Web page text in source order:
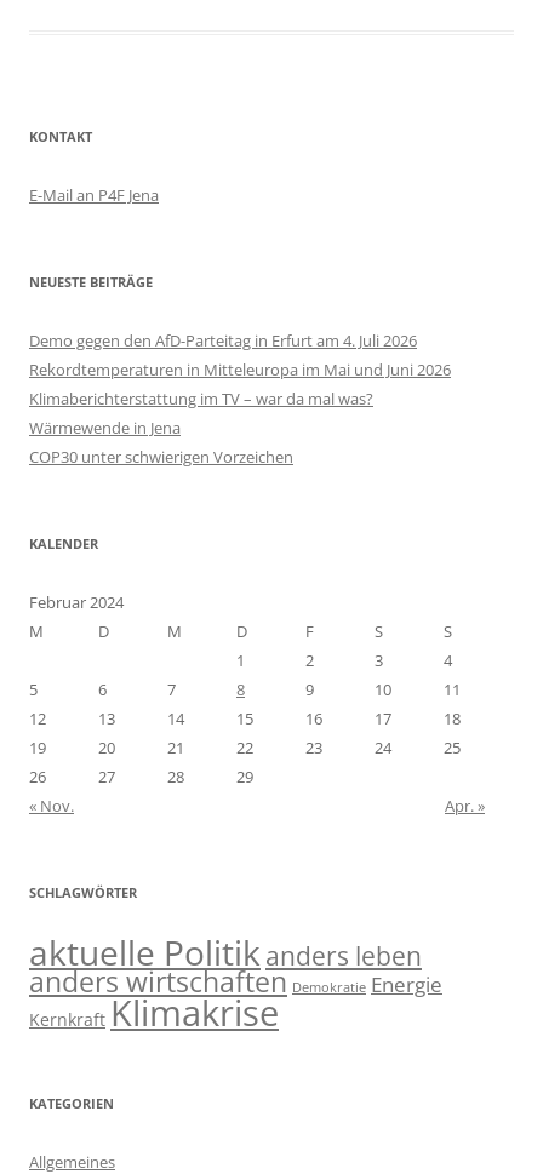
KONTAKT
E-Mail an P4F Jena
NEUESTE BEITRÄGE
Demo gegen den AfD-Parteitag in Erfurt am 4. Juli 2026
Rekordtemperaturen in Mitteleuropa im Mai und Juni 2026
Klimaberichterstattung im TV – war da mal was?
Wärmewende in Jena
COP30 unter schwierigen Vorzeichen
KALENDER
Februar 2024
M
D M D F S
S
1
2 3
4
5
6 7 8 9 10
11
12
13 14 15 16 17
18
19
20 21 22 23 24
25
26
27 28
29
« Nov.
Apr. »
SCHLAGWÖRTER
aktuelle Politik anders leben
anders wirtschaften Demokratie Energie
Kernkraft Klimakrise
KATEGORIEN
Allgemeines